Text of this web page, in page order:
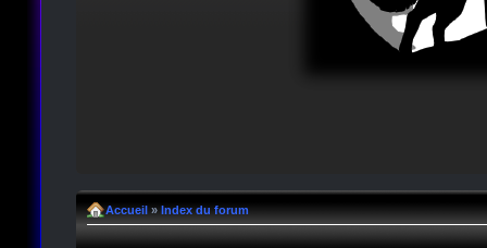
Accueil » Index du forum